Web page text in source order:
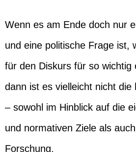
Wenn es am Ende doch nur
und eine politische Frage ist,
für den Diskurs für so wichtig
dann ist es vielleicht nicht die
– sowohl im Hinblick auf die
und normativen Ziele als
Forschung.